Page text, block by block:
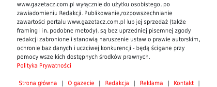
www.gazetacz.com.pl wyłącznie do użytku osobistego, po
zawiadomieniu Redakcji. Publikowanie,rozpowszechnianie
zawartości portalu www.gazetacz.com.pl lub jej sprzedaż (także
framing i in. podobne metody), są bez uprzedniej pisemnej zgody
redakcji zabronione i stanowią naruszenie ustaw o prawie autorskim,
ochronie baz danych i uczciwej konkurencji - będą ścigane przy
pomocy wszelkich dostępnych środków prawnych.
Polityka Prywatności
Strona główna | O gazecie | Redakcja | Reklama | Kontakt |